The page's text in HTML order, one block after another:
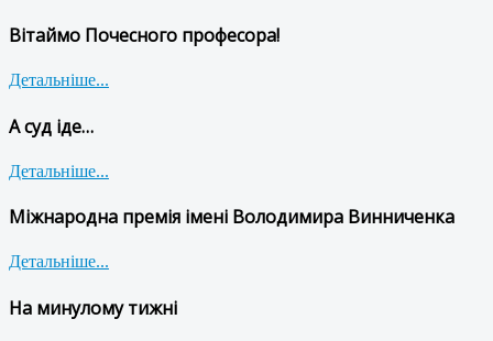
Вітаймо Почесного професора!
Детальніше...
А суд іде…
Детальніше...
Міжнародна премія імені Володимира Винниченка
Детальніше...
На минулому тижні